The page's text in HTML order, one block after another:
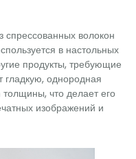
спрессованных волокон
в настольных
продукты, требующие
гладкую, однородная
толщины, что делает его
изображений и